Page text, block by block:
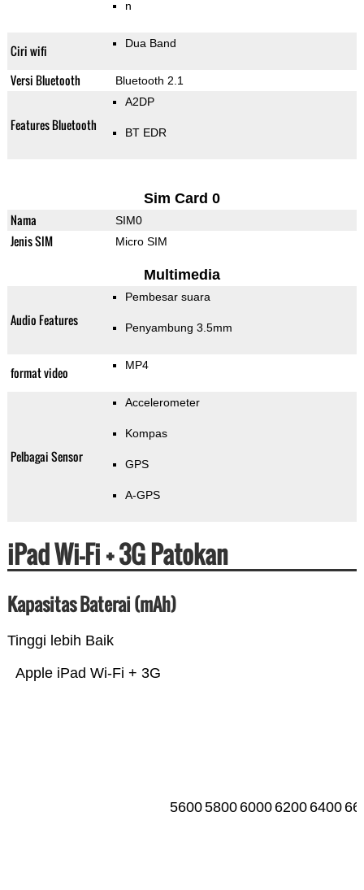
n
Ciri wifi Dua Band
Versi Bluetooth Bluetooth 2.1
Features Bluetooth
A2DP
BT EDR
Sim Card 0
Nama SIM0
Jenis SIM Micro SIM
Multimedia
Audio Features
Pembesar suara
Penyambung 3.5mm
format video MP4
Pelbagai Sensor
Accelerometer
Kompas
GPS
A-GPS
iPad Wi-Fi + 3G Patokan
Kapasitas Baterai (mAh)
Tinggi lebih Baik
Apple iPad Wi-Fi + 3G
56005800 6000 6200 6400